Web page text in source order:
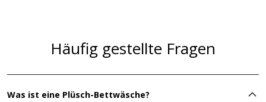
Häufig gestellte Fragen
Was ist eine Plüsch-Bettwäsche?